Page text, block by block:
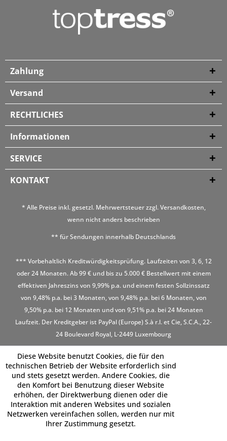
Zahlung
Versand
RECHTLICHES
Informationen
SERVICE
KONTAKT
* Alle Preise inkl. gesetzl. Mehrwertsteuer zzgl.Versandkosten,
wenn nicht anders beschrieben
** für Sendungen innerhalb Deutschlands
*** Vorbehaltlich Kreditwürdigkeitsprüfung. Laufzeiten von 3, 6, 12
oder 24 Monaten. Ab 99 € und bis zu 5.000 € Bestellwert mit einem
effektiven Jahreszins von 9,99% p.a. und einem festen Sollzinssatz
von 9,48% p.a. bei 3 Monaten, von 9,48% p.a. bei 6 Monaten, von
9,50% p.a. bei 12 Monaten und von 9,51% p.a. bei 24 Monaten
Laufzeit. Der Kreditgeber ist PayPal (Europe) S.à r.l. et Cie, S.C.A., 22-
24 Boulevard Royal, L-2449 Luxembourg
Diese Website benutzt Cookies, die für den
technischen Betrieb der Website erforderlich sind
und stets gesetzt werden. Andere Cookies, die
den Komfort bei Benutzung dieser Website
erhöhen, der Direktwerbung dienen oder die
Interaktion mit anderen Websites und sozialen
Netzwerken vereinfachen sollen, werden nur mit
Ihrer Zustimmung gesetzt.